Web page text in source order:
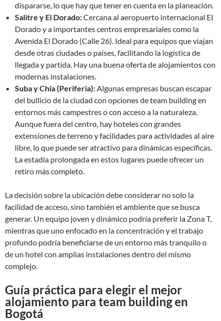
dispararse, lo que hay que tener en cuenta en la planeación.
Salitre y El Dorado:Cercana al aeropuerto internacional El
Dorado y a importantes centros empresariales como la
Avenida El Dorado (Calle 26). Ideal para equipos que viajan
desde otras ciudades o países, facilitando la logística de
llegada y partida. Hay una buena oferta de alojamientos con
modernas instalaciones.
Suba y Chía (Periferia):Algunas empresas buscan escapar
del bullicio de la ciudad con opciones de team building en
entornos más campestres o con acceso a la naturaleza.
Aunque fuera del centro, hay hoteles con grandes
extensiones de terreno y facilidades para actividades al aire
libre, lo que puede ser atractivo para dinámicas específicas.
La estadía prolongada en estos lugares puede ofrecer un
retiro más completo.
La decisión sobre la ubicación debe considerar no solo la
facilidad de acceso, sino también el ambiente que se busca
generar. Un equipo joven y dinámico podría preferir la Zona T,
mientras que uno enfocado en la concentración y el trabajo
profundo podría beneficiarse de un entorno más tranquilo o
de un hotel con amplias instalaciones dentro del mismo
complejo.
Guía práctica para elegir el mejor
alojamiento para team building en
Bogotá